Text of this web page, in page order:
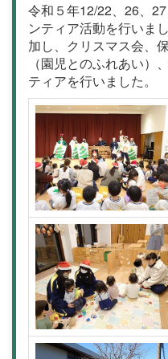
令和５年12/22、26、
ンティア活動を行いま
加し、クリスマス会、
（園児とのふれあい）
ティアを行いました。